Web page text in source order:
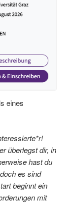
eines
überlegst dir, in
hast du
es sind
beginnt ein
mit